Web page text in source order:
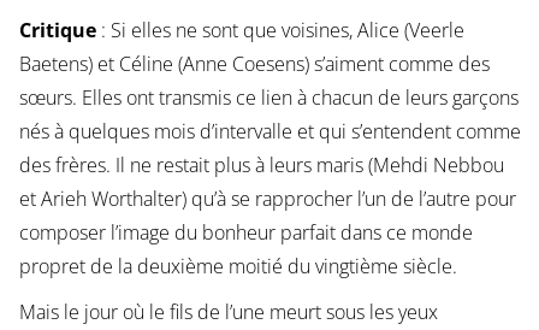
Critique : Si elles ne sont que voisines, Alice (Veerle
Baetens) et Céline (Anne Coesens) s’aiment comme des
sœurs. Elles ont transmis ce lien à chacun de leurs garçons
nés à quelques mois d’intervalle et qui s’entendent comme
des frères. Il ne restait plus à leurs maris (Mehdi Nebbou
et Arieh Worthalter) qu’à se rapprocher l’un de l’autre pour
composer l’image du bonheur parfait dans ce monde
propret de la deuxième moitié du vingtième siècle.
Mais le jour où le fils de l’une meurt sous les yeux